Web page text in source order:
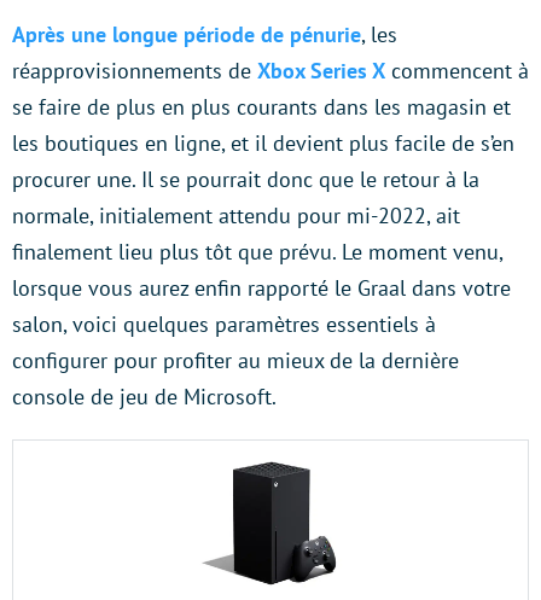
Après une longue période de pénurie, les
réapprovisionnements de Xbox Series X commencent à
se faire de plus en plus courants dans les magasin et
les boutiques en ligne, et il devient plus facile de s’en
procurer une. Il se pourrait donc que le retour à la
normale, initialement attendu pour mi-2022, ait
finalement lieu plus tôt que prévu. Le moment venu,
lorsque vous aurez enfin rapporté le Graal dans votre
salon, voici quelques paramètres essentiels à
configurer pour profiter au mieux de la dernière
console de jeu de Microsoft.